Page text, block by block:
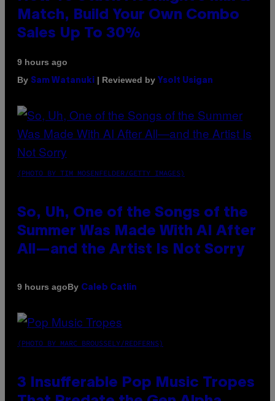
Match, Build Your Own Combo
Sales Up To 30%
9 hours ago
By Sam Watanuki | Reviewed by Ysolt Usigan
(PHOTO BY TIM MOSENFELDER/GETTY IMAGES)
So, Uh, One of the Songs of the
Summer Was Made With AI After
All—and the Artist Is Not Sorry
9 hours agoBy Caleb Catlin
(PHOTO BY MARC BROUSSELY/REDFERNS)
3 Insufferable Pop Music Tropes